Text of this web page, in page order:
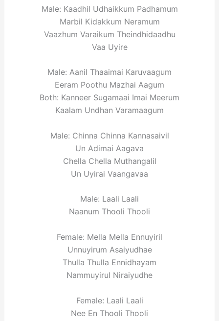
Male: Kaadhil Udhaikkum Padhamum
Marbil Kidakkum Neramum
Vaazhum Varaikum Theindhidaadhu
Vaa Uyire
Male: Aanil Thaaimai Karuvaagum
Eeram Poothu Mazhai Aagum
Both: Kanneer Sugamaai Imai Meerum
Kaalam Undhan Varamaagum
Male: Chinna Chinna Kannasaivil
Un Adimai Aagava
Chella Chella Muthangalil
Un Uyirai Vaangavaa
Male: Laali Laali
Naanum Thooli Thooli
Female: Mella Mella Ennuyiril
Unnuyirum Asaiyudhae
Thulla Thulla Ennidhayam
Nammuyirul Niraiyudhe
Female: Laali Laali
Nee En Thooli Thooli